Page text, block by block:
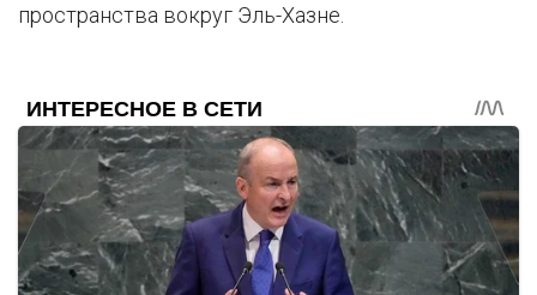
пространства вокруг Эль-Хазне.